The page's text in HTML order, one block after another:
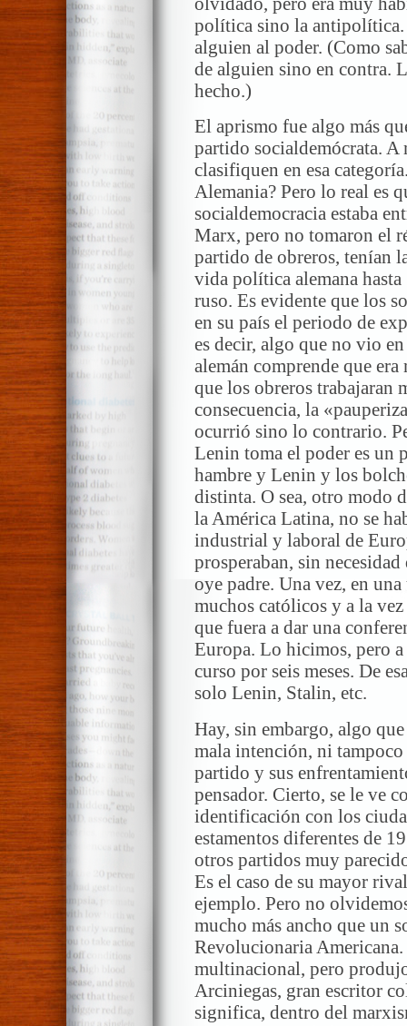
política sino la antipolítica.
alguien al poder. (Como
de alguien sino en contra.
hecho.)
El aprismo fue algo más
partido socialdemócrata. A
clasifiquen en esa
Alemania? Pero lo real es
socialdemocracia estaba
Marx, pero no tomaron el
partido de obreros, tenían
vida política alemana
ruso. Es evidente que los
en su país el periodo de
es decir, algo que no vio
alemán comprende que
que los obreros trabajaran
consecuencia, la
ocurrió sino lo contrario.
Lenin toma el poder es un
hambre y Lenin y los
distinta. O sea, otro modo
la América Latina, no se
industrial y laboral de
prosperaban, sin
oye padre. Una vez, en
muchos católicos y a la
que fuera a dar una
Europa. Lo hicimos, pero
curso por seis meses. De
solo Lenin, Stalin, etc.
Hay, sin embargo, algo que
mala intención, ni tampoco
partido y sus
pensador. Cierto, se le ve
identificación con los
estamentos diferentes de
otros partidos muy
Es el caso de su mayor
ejemplo. Pero no
mucho más ancho que un
Revolucionaria
multinacional, pero
Arciniegas, gran escritor
significa, dentro del